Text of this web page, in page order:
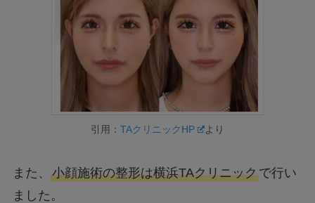
引用： TAクリニックHP より
また、 小顔施術の整形は横浜TAクリニックで行い
ました。